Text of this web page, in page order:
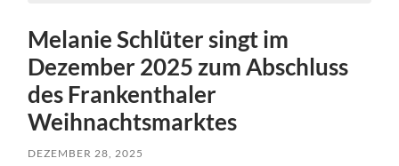
Melanie Schlüter singt im
Dezember 2025 zum Abschluss
des Frankenthaler
Weihnachtsmarktes
DEZEMBER 28, 2025